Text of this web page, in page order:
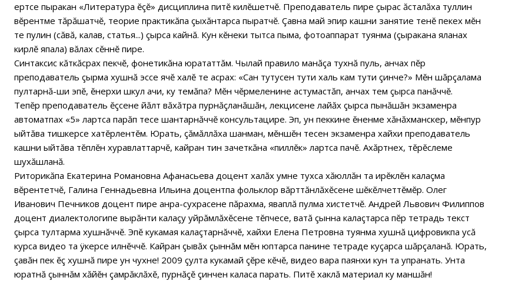
ертсе пыракан «Литература ĕçĕ» дисциплина питĕ килĕшетчĕ. Преподаватель пире çырас ăсталăха туллин
вĕрентме тăрăшатчĕ, теорие практикăпа çыхăнтарса пыратчĕ. Çавна май эпир кашни занятие тенĕ пекех мĕн
те пулин (сăвă, калав, статья...) çырса кайнă. Кун кĕнеки тытса пыма, фотоаппарат туянма (çыракана яланах
кирлĕ япала) вăлах сĕннĕ пире.
Синтаксис кăткăсрах пекчĕ, фонетикăна юрататтăм. Чылай правило манăçа тухнă пуль, анчах пĕр
преподаватель çырма хушнă эссе ячĕ халĕ те асрах: «Сан тутусен тути халь кам тути çинче?» Мĕн шăрçалама
пултарнă-ши эпĕ, ĕнерхи шкул ачи, ку темăпа? Мĕн чĕрмеленине астумастăп, анчах тем çырса панăччĕ.
Тепĕр преподаватель ĕçсене йăлт вăхăтра пурнăçланăшăн, лекцисене лайăх çырса пынăшăн экзаменра
автоматпах «5» лартса парăп тесе шантарнăччĕ консультацире. Эп, ун пеккине ĕненме хăнăхманскер, мĕнпур
ыйтăва тишкерсе хатĕрлентĕм. Юрать, çăмăллăха шанман, мĕншĕн тесен экзаменра хайхи преподаватель
кашни ыйтăва тĕплĕн хуравлаттарчĕ, кайран тин зачеткăна «пиллĕк» лартса пачĕ. Ахăртнех, тĕрĕслеме
шухăшланă.
Риторикăпа Екатерина Романовна Афанасьева доцент халăх умне тухса хăюллăн та ирĕклĕн калаçма
вĕрентетчĕ, Галина Геннадьевна Ильина доцентпа фольклор вăрттăнлăхĕсене шĕкĕлчеттĕмĕр. Олег
Иванович Печников доцент пире анра-сухрасене пăрахма, яваплă пулма хистетчĕ. Андрей Львович Филиппов
доцент диалектологипе вырăнти калаçу уйрăмлăхĕсене тĕпчесе, ватă çынна калаçтарса пĕр тетрадь текст
çырса тултарма хушнăччĕ. Эпĕ кукамая калаçтарнăччĕ, хайхи Елена Петровна туянма хушнă цифровикпа усă
курса видео та ÿкерсе илнĕччĕ. Кайран çывăх çыннăм мĕн юптарса панине тетраде куçарса шăрçаланă. Юрать,
çавăн пек ĕç хушнă пире ун чухне! 2009 çулта кукамай çĕре кĕчĕ, видео вара паянхи кун та упранать. Унта
юратнă çыннăм хăйĕн çамрăклăхĕ, пурнăçĕ çинчен каласа парать. Питĕ хаклă материал ку маншăн!